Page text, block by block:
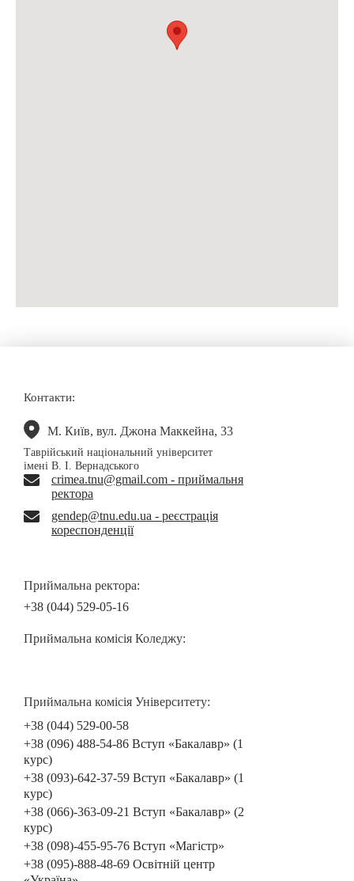
Контакти:
М. Київ, вул. Джона Маккейна, 33
Таврійський національний університет
імені В. І. Вернадського
crimea.tnu@gmail.com - приймальня
ректора
gendep@tnu.edu.ua - реєстрація
кореспонденції
Приймальна ректора:
+38 (044) 529-05-16
Приймальна комісія Коледжу:
Приймальна комісія Університету:
+38 (044) 529-00-58
+38 (096) 488-54-86 Вступ «Бакалавр» (1
курс)
+38 (093)-642-37-59 Вступ «Бакалавр» (1
курс)
+38 (066)-363-09-21 Вступ «Бакалавр» (2
курс)
+38 (098)-455-95-76 Вступ «Магістр»
+38 (095)-888-48-69 Освітній центр